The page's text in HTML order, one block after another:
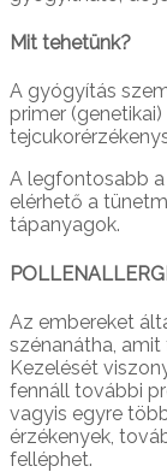
Mit tehetünk?
A gyógyítás
primer
A legfontosabb
elérhető a
tápanyagok.
Az embereket
szénanátha, amit
Kezelését
fennáll további
vagyis egyre
érzékenyek,
felléphet.